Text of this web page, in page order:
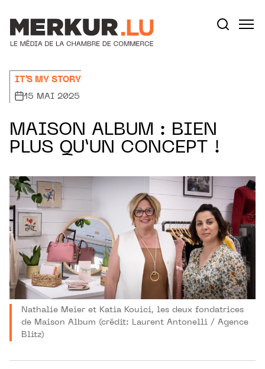
IT'S MY STORY
15 MAI 2025
MAISON ALBUM : BIEN
PLUS QU’UN CONCEPT !
Nathalie Meier et Katia Kouici, les deux fondatrices
de Maison Album (crédit: Laurent Antonelli / Agence
Blitz)